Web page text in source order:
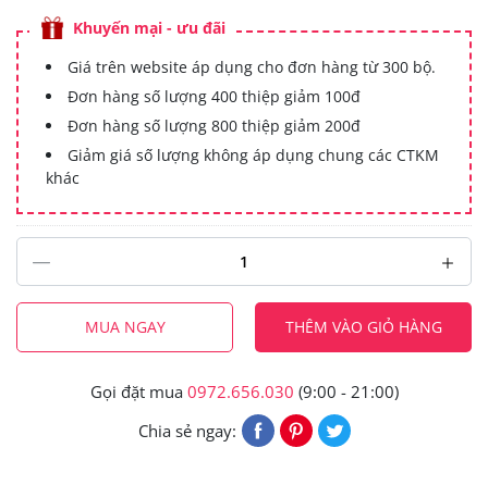
Khuyến mại - ưu đãi
Giá trên website áp dụng cho đơn hàng từ 300 bộ.
Đơn hàng số lượng 400 thiệp giảm 100đ
Đơn hàng số lượng 800 thiệp giảm 200đ
Giảm giá số lượng không áp dụng chung các CTKM
khác
MUA NGAY THÊM VÀO GIỎ HÀNG
Gọi đặt mua 0972.656.030 (9:00 - 21:00)
Chia sẻ ngay: